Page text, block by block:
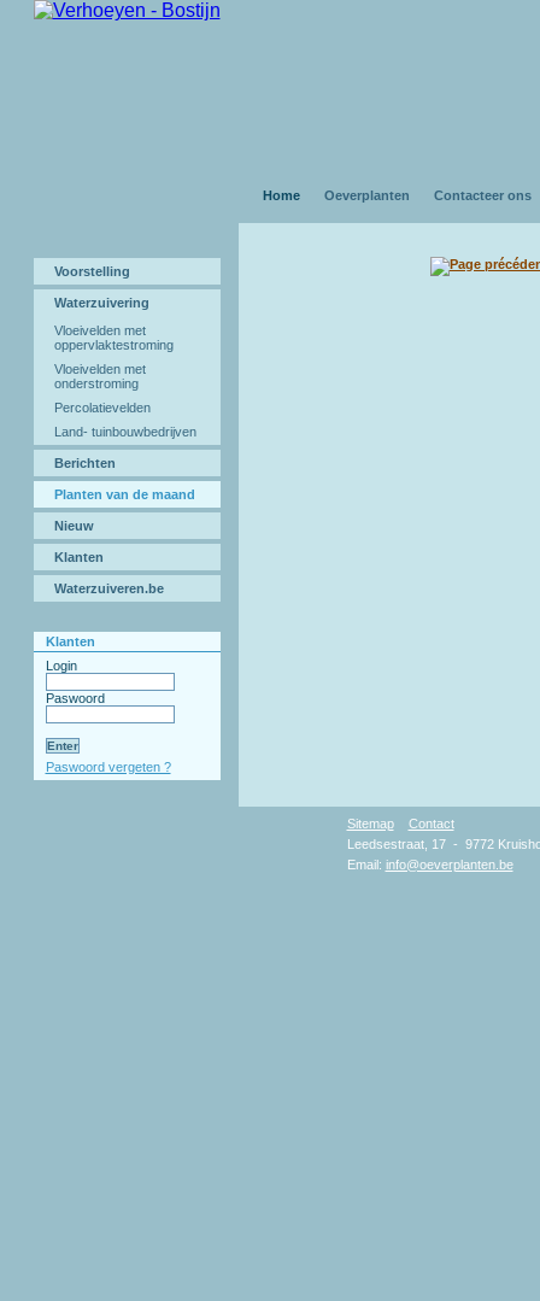
Home Oeverplanten Contacteer ons
Voorstelling
Waterzuivering
Vloeivelden met
oppervlaktestroming
Vloeivelden met
onderstroming
Percolatievelden
Land- tuinbouwbedrijven
Berichten
Planten van de maand
Nieuw
Klanten
Waterzuiveren.be
Klanten
Login
Paswoord
Paswoord vergeten ?
Sitemap Contact
Leedsestraat, 17 - 9772
Email: info@oeverplanten.be